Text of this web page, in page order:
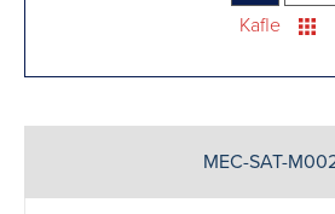
Kafle
MEC-SAT-